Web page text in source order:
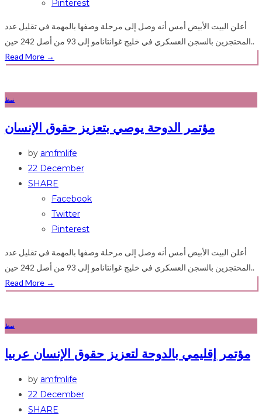
Pinterest
أعلن البيت الأبيض أمس أنه وصل إلى مرحلة وصفها بالمهمة في تقليل عدد
المحتجزين بالسجن العسكري في خليج غوانتانامو إلى 93 من أصل 242 حين..
Read More →
نمط
مؤتمر الدوحة يوصي بتعزيز حقوق الإنسان
by amfmlife
22 December
SHARE
Facebook
Twitter
Pinterest
أعلن البيت الأبيض أمس أنه وصل إلى مرحلة وصفها بالمهمة في تقليل عدد
المحتجزين بالسجن العسكري في خليج غوانتانامو إلى 93 من أصل 242 حين..
Read More →
نمط
مؤتمر إقليمي بالدوحة لتعزيز حقوق الإنسان عربيا
by amfmlife
22 December
SHARE